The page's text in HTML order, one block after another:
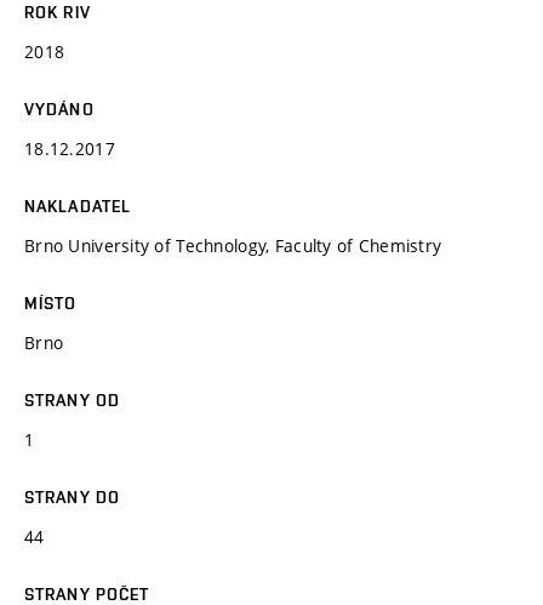
ROK RIV
2018
VYDÁNO
18.12.2017
NAKLADATEL
Brno University of Technology, Faculty of Chemistry
MÍSTO
Brno
STRANY OD
1
STRANY DO
44
STRANY POČET